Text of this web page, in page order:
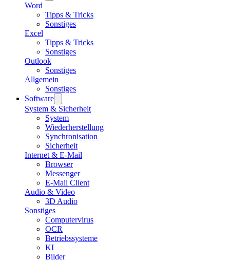
Word
Tipps & Tricks
Sonstiges
Excel
Tipps & Tricks
Sonstiges
Outlook
Sonstiges
Allgemein
Sonstiges
Software
System & Sicherheit
System
Wiederherstellung
Synchronisation
Sicherheit
Internet & E-Mail
Browser
Messenger
E-Mail Client
Audio & Video
3D Audio
Sonstiges
Computervirus
OCR
Betriebssysteme
KI
Bilder